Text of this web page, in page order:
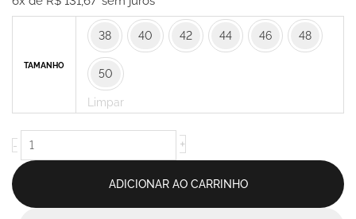
TAMANHO
38 40 42 44 46 48
50
Limpar
-
Com
-
quantidade
+
ADICIONAR AO CARRINHO